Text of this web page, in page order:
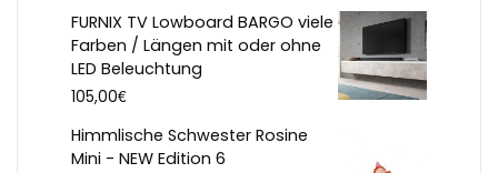
FURNIX TV Lowboard BARGO viele
Farben / Längen mit oder ohne
LED Beleuchtung
105,00€
Himmlische Schwester Rosine
Mini - NEW Edition 6